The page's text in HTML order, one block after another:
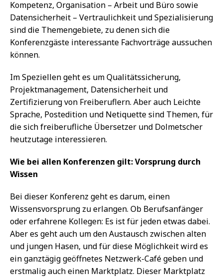
Kompetenz, Organisation – Arbeit und Büro sowie
Datensicherheit – Vertraulichkeit und Spezialisierung
sind die Themengebiete, zu denen sich die
Konferenzgäste interessante Fachvorträge aussuchen
können.
Im Speziellen geht es um Qualitätssicherung,
Projektmanagement, Datensicherheit und
Zertifizierung von Freiberuflern. Aber auch Leichte
Sprache, Postedition und Netiquette sind Themen, für
die sich freiberufliche Übersetzer und Dolmetscher
heutzutage interessieren.
Wie bei allen Konferenzen gilt: Vorsprung durch
Wissen
Bei dieser Konferenz geht es darum, einen
Wissensvorsprung zu erlangen. Ob Berufsanfänger
oder erfahrene Kollegen: Es ist für jeden etwas dabei.
Aber es geht auch um den Austausch zwischen alten
und jungen Hasen, und für diese Möglichkeit wird es
ein ganztägig geöffnetes Netzwerk-Café geben und
erstmalig auch einen Marktplatz. Dieser Marktplatz